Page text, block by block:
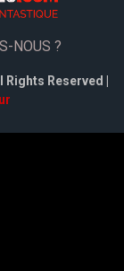
NOUS ?
Reserved |